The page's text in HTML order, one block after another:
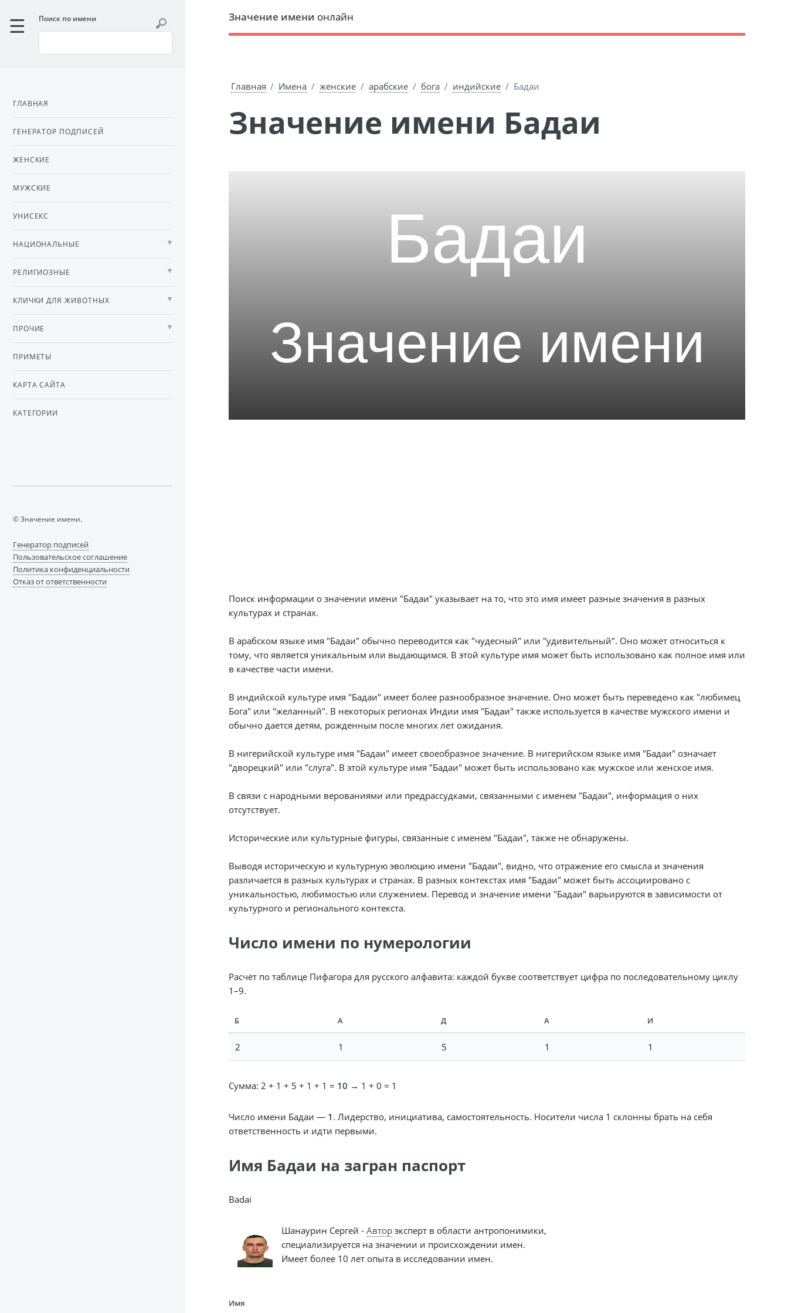
Значение имени онлайн
Главная Имена женские арабские бога индийские Бадаи
Значение имени Бадаи
Поиск информации о значении имени "Бадаи" указывает на то, что это имя имеет разные значения в разных
культурах и странах.
В арабском языке имя "Бадаи" обычно переводится как "чудесный" или "удивительный". Оно может относиться к
тому, что является уникальным или выдающимся. В этой культуре имя может быть использовано как полное имя или
в качестве части имени.
В индийской культуре имя "Бадаи" имеет более разнообразное значение. Оно может быть переведено как "любимец
Бога" или "желанный". В некоторых регионах Индии имя "Бадаи" также используется в качестве мужского имени и
обычно дается детям, рожденным после многих лет ожидания.
В нигерийской культуре имя "Бадаи" имеет своеобразное значение. В нигерийском языке имя "Бадаи" означает
"дворецкий" или "слуга". В этой культуре имя "Бадаи" может быть использовано как мужское или женское имя.
В связи с народными верованиями или предрассудками, связанными с именем "Бадаи", информация о них
отсутствует.
Исторические или культурные фигуры, связанные с именем "Бадаи", также не обнаружены.
Выводя историческую и культурную эволюцию имени "Бадаи", видно, что отражение его смысла и значения
различается в разных культурах и странах. В разных контекстах имя "Бадаи" может быть ассоциировано с
уникальностью, любимостью или служением. Перевод и значение имени "Бадаи" варьируются в зависимости от
культурного и регионального контекста.
Число имени по нумерологии
Расчёт по таблице Пифагора для русского алфавита: каждой букве соответствует цифра по последовательному циклу
1–9.
Б А Д А И
2 1 5 1 1
Сумма: 2 + 1 + 5 + 1 + 1 = 10 → 1 + 0 = 1
Число имени Бадаи — 1 . Лидерство, инициатива, самостоятельность. Носители числа 1 склонны брать на себя
ответственность и идти первыми.
Имя Бадаи на загран паспорт
Badai
Шанаурин Сергей - Авторэксперт в области антропонимики,
специализируется на значении и происхождении имен.
Имеет более 10 лет опыта в исследовании имен.
Имя
Поиск по имени
ГЛАВНАЯ
ГЕНЕРАТОР ПОДПИСЕЙ
ЖЕНСКИЕ
МУЖСКИЕ
УНИСЕКС
НАЦИОНАЛЬНЫЕ
РЕЛИГИОЗНЫЕ
КЛИЧКИ ДЛЯ ЖИВОТНЫХ
ПРОЧИЕ
ПРИМЕТЫ
КАРТА САЙТА
КАТЕГОРИИ
© Значение имени.
Генератор подписей
Пользовательское соглашение
Политика конфиденциальности
Отказ от ответственности